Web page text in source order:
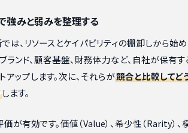
強みと弱みを整理する
は、リソースとケイパビリティの棚卸しから始め
ブランド、顧客基盤、財務体力など、自社が保有
アップします。次に、それらが競合と比較してど
します。
が有効です。価値（Value）、希少性（Rarity）